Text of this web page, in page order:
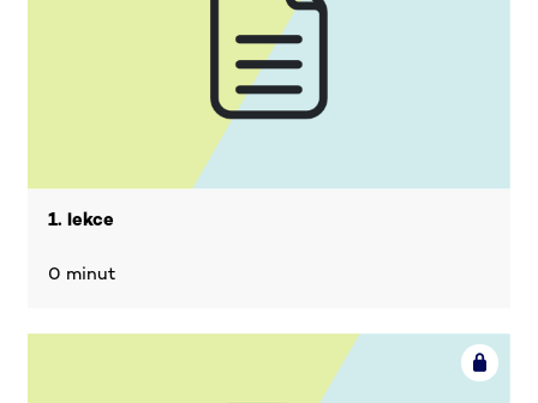
1. lekce
0 minut